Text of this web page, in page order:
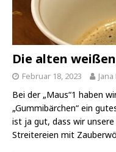
Die alten
Februar 18, 2023
Bei der „Maus“1 haben
„Gummibärchen“ ein
ist ja gut, dass wir
Streitereien mit